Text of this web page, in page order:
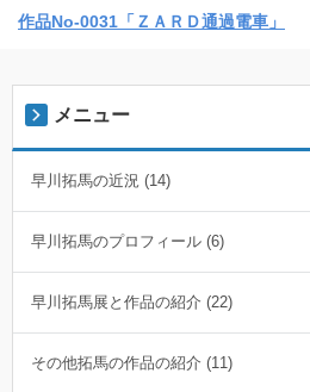
作品No-0031「ＺＡＲＤ通過電車」
メニュー
早川拓馬の近況 (14)
早川拓馬のプロフィール (6)
早川拓馬展と作品の紹介 (22)
その他拓馬の作品の紹介 (11)